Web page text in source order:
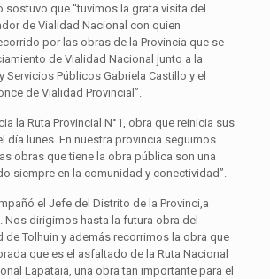
sostuvo que “tuvimos la grata visita del
de Vialidad Nacional con quien
por las obras de la Provincia que se
de Vialidad Nacional junto a la
Servicios Públicos Gabriela Castillo y el
de Vialidad Provincial”.
la Ruta Provincial N°1, obra que reinicia sus
día lunes. En nuestra provincia seguimos
obras que tiene la obra pública son una
siempre en la comunidad y conectividad”.
el Jefe del Distrito de la Provinci,a
Nos dirigimos hasta la futura obra del
de Tolhuin y además recorrimos la obra que
que es el asfaltado de la Ruta Nacional
Lapataia, una obra tan importante para el